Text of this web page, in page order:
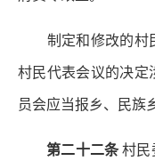
制定和修改的村民
村民代表会议的决定
员会应当报乡、民族
第二十二条村民